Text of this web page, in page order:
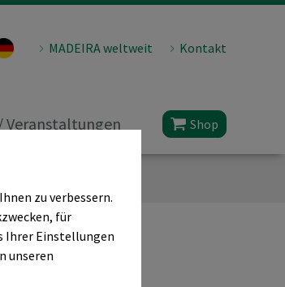
zu verbessern.
für
Ihrer Einstellungen
unseren
MADEIRA weltweit Kontakt
Veranstaltungen Shop